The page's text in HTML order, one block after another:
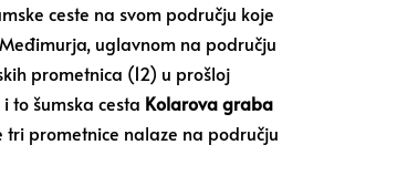
ceste na svom području koje
uglavnom na području
prometnica (12) u prošloj
to šumska cesta Kolarova graba
tri prometnice nalaze na području